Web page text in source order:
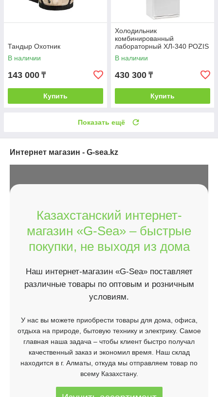
Тандыр Охотник
В наличии
143 000 ₸
Купить
Холодильник
комбинированный
лабораторный ХЛ-340 POZIS
для хранения вакцины от
COVID-19
В наличии
430 300 ₸
Купить
Показать ещё
Интернет магазин - G-sea.kz
Казахстанский интернет-
магазин «G-Sea» – быстрые
покупки, не выходя из дома
Наш интернет-магазин «G-Sea» поставляет
различные товары по оптовым и розничным
условиям.
У нас вы можете приобрести товары для дома, офиса,
отдыха на природе, бытовую технику и электрику. Самое
главная наша задача – чтобы клиент быстро получал
качественный заказ и экономил время. Наш склад
находится в г. Алматы, откуда мы отправляем товар по
всему Казахстану.